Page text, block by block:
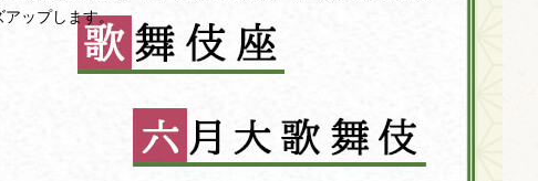
アップします。